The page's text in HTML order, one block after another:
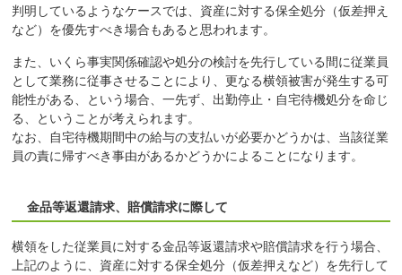
判明しているようなケースでは、資産に対する保全処分（仮差押え
など）を優先すべき場合もあると思われます。
また、いくら事実関係確認や処分の検討を先行している間に従業員
として業務に従事させることにより、更なる横領被害が発生する可
能性がある、という場合、一先ず、出勤停止・自宅待機処分を命じ
る、ということが考えられます。
なお、自宅待機期間中の給与の支払いが必要かどうかは、当該従業
員の責に帰すべき事由があるかどうかによることになります。
金品等返還請求、賠償請求に際して
横領をした従業員に対する金品等返還請求や賠償請求を行う場合、
上記のように、資産に対する保全処分（仮差押えなど）を先行して